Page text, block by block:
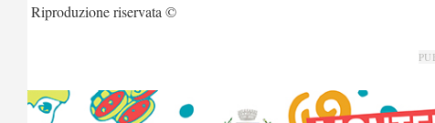
Riproduzione riservata ©